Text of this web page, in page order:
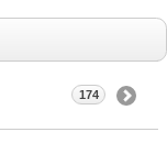
174